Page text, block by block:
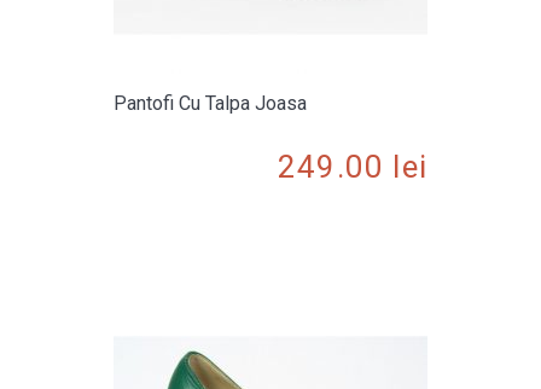
Pantofi Cu Talpa Joasa
249.00 lei